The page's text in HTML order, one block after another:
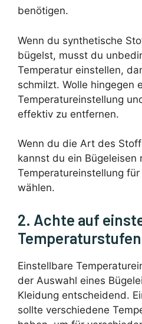
benötigen.
Wenn du synthetische
bügelst, musst du
Temperatur einstellen,
schmilzt. Wolle hingegen
Temperatureinstellung
effektiv zu entfernen.
Wenn du die Art des
kannst du ein Bügeleisen
Temperatureinstellung
wählen.
2. Achte auf
Temperaturstufen
Einstellbare
der Auswahl eines
Kleidung entscheidend.
sollte verschiedene